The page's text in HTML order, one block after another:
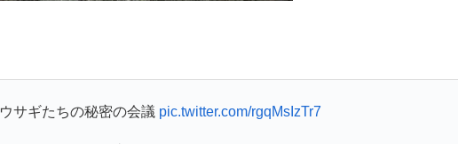
ウサギたちの秘密の会議 pic.twitter.com/rgqMsIzTr7